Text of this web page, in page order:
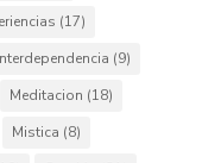
(17)
(9)
Meditacion (18)
Mistica (8)